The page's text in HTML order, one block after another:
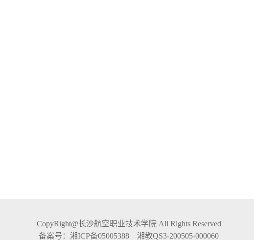
CopyRight@长沙航空职业技术学院 All Rights Reserved
备案号：湘ICP备05005388 湘教QS3-200505-000060